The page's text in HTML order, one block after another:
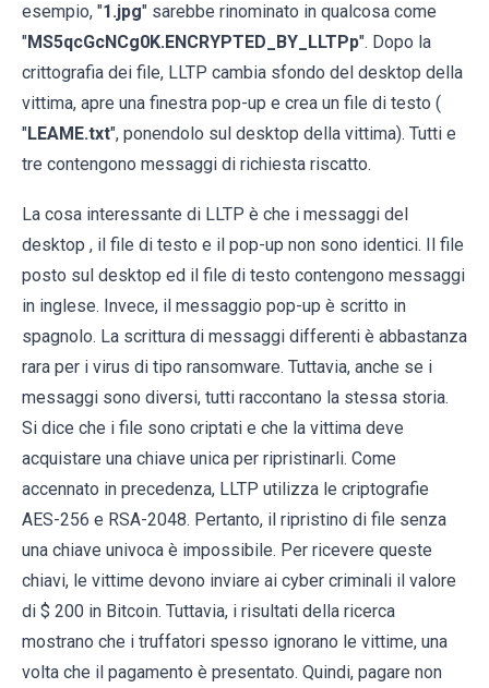
esempio, "1.jpg" sarebbe rinominato in qualcosa come
"MS5qcGcNCg0K.ENCRYPTED_BY_LLTPp". Dopo la
crittografia dei file, LLTP cambia sfondo del desktop della
vittima, apre una finestra pop-up e crea un file di testo (
"LEAME.txt", ponendolo sul desktop della vittima). Tutti e
tre contengono messaggi di richiesta riscatto.
La cosa interessante di LLTP è che i messaggi del
desktop , il file di testo e il pop-up non sono identici. Il file
posto sul desktop ed il file di testo contengono messaggi
in inglese. Invece, il messaggio pop-up è scritto in
spagnolo. La scrittura di messaggi differenti è abbastanza
rara per i virus di tipo ransomware. Tuttavia, anche se i
messaggi sono diversi, tutti raccontano la stessa storia.
Si dice che i file sono criptati e che la vittima deve
acquistare una chiave unica per ripristinarli. Come
accennato in precedenza, LLTP utilizza le criptografie
AES-256 e RSA-2048. Pertanto, il ripristino di file senza
una chiave univoca è impossibile. Per ricevere queste
chiavi, le vittime devono inviare ai cyber criminali il valore
di $ 200 in Bitcoin. Tuttavia, i risultati della ricerca
mostrano che i truffatori spesso ignorano le vittime, una
volta che il pagamento è presentato. Quindi, pagare non